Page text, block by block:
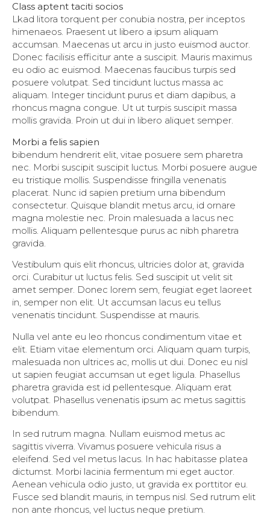
Class aptent taciti socios
Lkad litora torquent per conubia nostra, per inceptos
himenaeos. Praesent ut libero a ipsum aliquam
accumsan. Maecenas ut arcu in justo euismod auctor.
Donec facilisis efficitur ante a suscipit. Mauris maximus
eu odio ac euismod. Maecenas faucibus turpis sed
posuere volutpat. Sed tincidunt luctus massa ac
aliquam. Integer tincidunt purus et diam dapibus, a
rhoncus magna congue. Ut ut turpis suscipit massa
mollis gravida. Proin ut dui in libero aliquet semper.
Morbi a felis sapien
bibendum hendrerit elit, vitae posuere sem pharetra
nec. Morbi suscipit suscipit luctus. Morbi posuere augue
eu tristique mollis. Suspendisse fringilla venenatis
placerat. Nunc id sapien pretium urna bibendum
consectetur. Quisque blandit metus arcu, id ornare
magna molestie nec. Proin malesuada a lacus nec
mollis. Aliquam pellentesque purus ac nibh pharetra
gravida.
Vestibulum quis elit rhoncus, ultricies dolor at, gravida
orci. Curabitur ut luctus felis. Sed suscipit ut velit sit
amet semper. Donec lorem sem, feugiat eget laoreet
in, semper non elit. Ut accumsan lacus eu tellus
venenatis tincidunt. Suspendisse at mauris.
Nulla vel ante eu leo rhoncus condimentum vitae et
elit. Etiam vitae elementum orci. Aliquam quam turpis,
malesuada non ultrices ac, mollis ut dui. Donec eu nisl
ut sapien feugiat accumsan ut eget ligula. Phasellus
pharetra gravida est id pellentesque. Aliquam erat
volutpat. Phasellus venenatis ipsum ac metus sagittis
bibendum.
In sed rutrum magna. Nullam euismod metus ac
sagittis viverra. Vivamus posuere vehicula risus a
eleifend. Sed vel metus lacus. In hac habitasse platea
dictumst. Morbi lacinia fermentum mi eget auctor.
Aenean vehicula odio justo, ut gravida ex porttitor eu.
Fusce sed blandit mauris, in tempus nisl. Sed rutrum elit
non ante rhoncus, vel luctus neque pretium.